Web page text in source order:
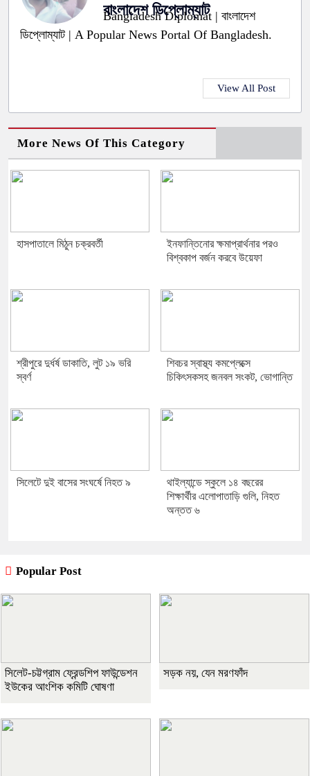
বাংলাদেশ ডিপ্লোম্যাট
Bangladesh Diplomat | বাংলাদেশ
ডিপ্লোম্যাট | A Popular News Portal Of Bangladesh.
View All Post
More News Of This Category
হাসপাতালে মিঠুন চক্রবর্তী
ইনফান্তিনোর ক্ষমাপ্রার্থনার পরও
বিশ্বকাপ বর্জন করবে উয়েফা
শ্রীপুরে দুর্ধর্ষ ডাকাতি, লুট ১৯ ভরি
স্বর্ণ
শিবচর স্বাস্থ্য কমপ্লেক্সে
চিকিৎসকসহ জনবল সংকট, ভোগান্তি
সিলেটে দুই বাসের সংঘর্ষে নিহত ৯
থাইল্যান্ডে স্কুলে ১৪ বছরের
শিক্ষার্থীর এলোপাতাড়ি গুলি, নিহত
অন্তত ৬
Popular Post
সিলেট-চট্টগ্রাম ফ্রেন্ডশিপ ফাউন্ডেশন
ইউকের আংশিক কমিটি ঘোষণা
সড়ক নয়, যেন মরণফাঁদ